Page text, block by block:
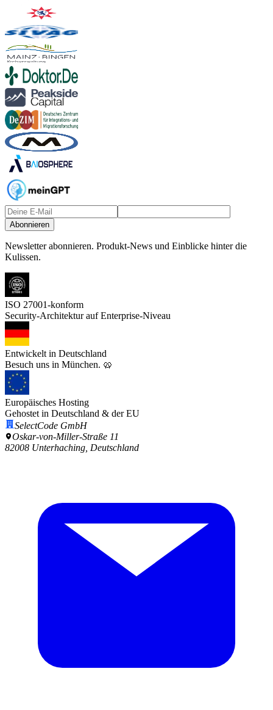
Abonnieren
Newsletter abonnieren. Produkt-News und Einblicke hinter die
Kulissen.
ISO 27001-konform
Security-Architektur auf Enterprise-Niveau
Entwickelt in Deutschland
Besuch uns in München. 🥨
Europäisches Hosting
Gehostet in Deutschland & der EU
SelectCode GmbH
Oskar-von-Miller-Straße 11
82008 Unterhaching, Deutschland